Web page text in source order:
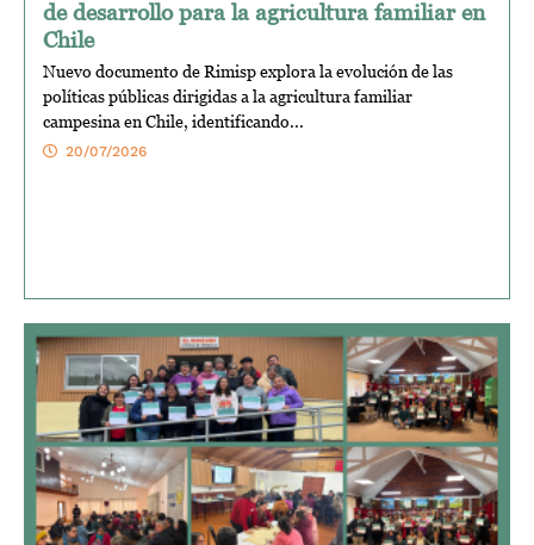
de desarrollo para la agricultura familiar en
Chile
Nuevo documento de Rimisp explora la evolución de las
políticas públicas dirigidas a la agricultura familiar
campesina en Chile, identificando...
20/07/2026